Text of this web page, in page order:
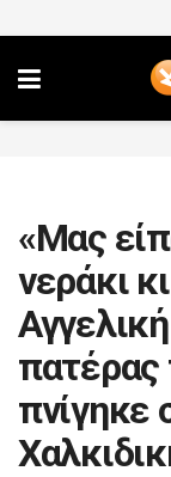
«Μας
νεράκι
πατέρας
πνίγηκε